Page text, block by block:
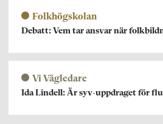
Folkhögskolan
Debatt: Vem tar ansvar när
Vi Vägledare
Ida Lindell: Är syv-uppdraget för